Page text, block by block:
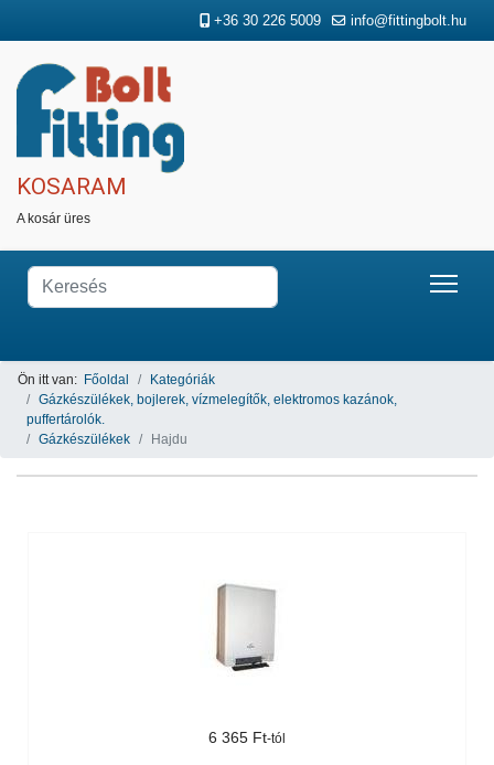
+36 30 226 5009 info@fittingbolt.hu
KOSARAM
A kosár üres
Ön itt van: Főoldal
Kategóriák
Gázkészülékek, bojlerek, vízmelegítők, elektromos kazánok,
puffertárolók.
Gázkészülékek
Hаjdu
6 365 Ft